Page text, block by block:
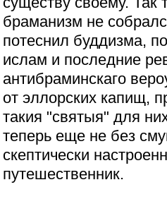
браманизм не
потеснил буддизма,
ислам и последние
антибраминскаго
от эллорских капищ,
такия "святыя" для
теперь еще не без
скептически
путешественник.